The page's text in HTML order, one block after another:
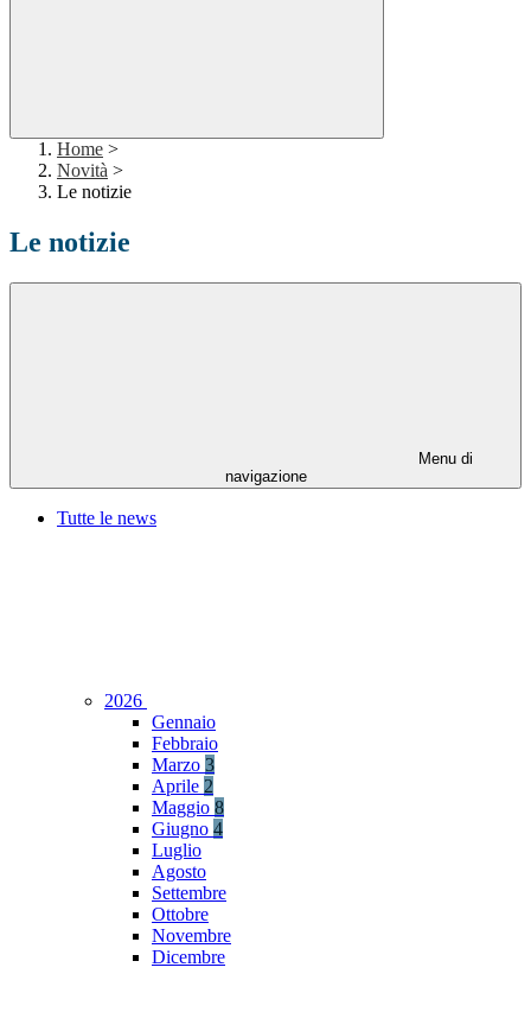
Home >
Novità >
Le notizie
Le notizie
Menu di
navigazione
Tutte le news
2026
Gennaio
Febbraio
Marzo 3
Aprile 2
Maggio 8
Giugno 4
Luglio
Agosto
Settembre
Ottobre
Novembre
Dicembre